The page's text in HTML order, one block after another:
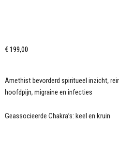
€199,00
Amethist bevorderd spiritueel inzicht,
hoofdpijn, migraine en infecties
Geassocieerde Chakra’s: keel en kruin